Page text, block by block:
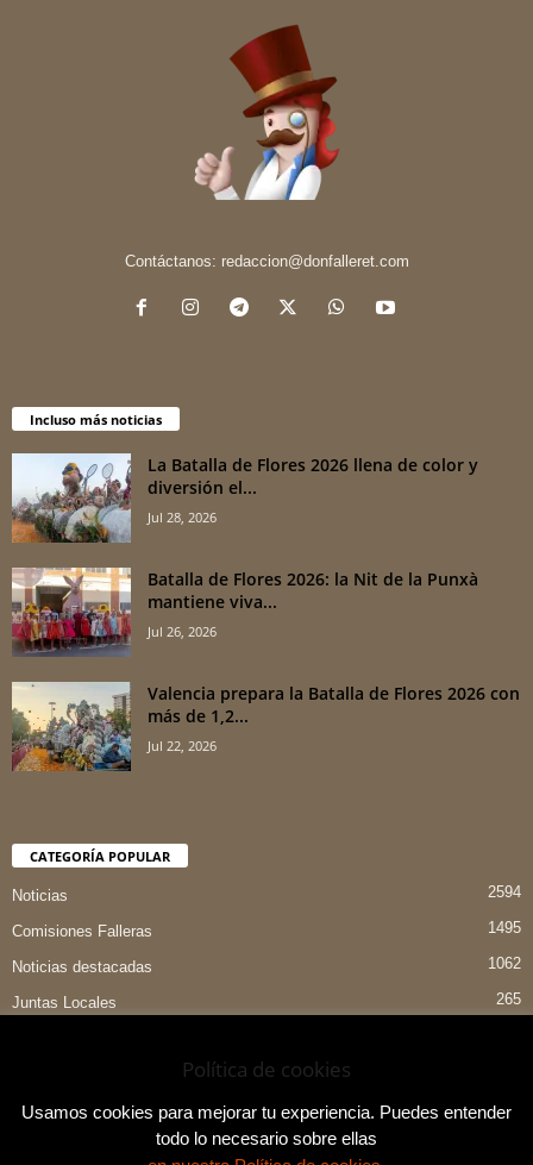
Contáctanos: redaccion@donfalleret.com
Incluso más noticias
La Batalla de Flores 2026 llena de color y
diversión el...
Jul 28, 2026
Batalla de Flores 2026: la Nit de la Punxà
mantiene viva...
Jul 26, 2026
Valencia prepara la Batalla de Flores 2026 con
más de 1,2...
Jul 22, 2026
CATEGORÍA POPULAR
Noticias 2594
Comisiones Falleras 1495
Noticias destacadas 1062
Juntas Locales 265
Indumentaria Valenciana 84
Política de cookies
Usamos cookies para mejorar tu experiencia. Puedes entender
todo lo necesario sobre ellas